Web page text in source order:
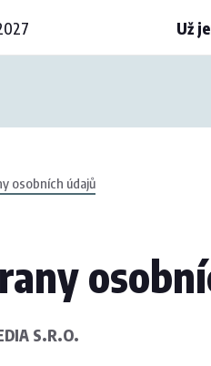
Už
osobních údajů
S.R.O.